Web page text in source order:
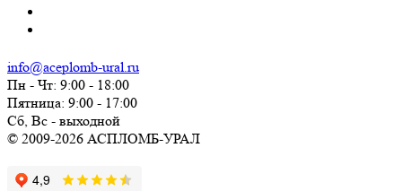
info@aceplomb-ural.ru
Пн - Чт: 9:00 - 18:00
Пятница: 9:00 - 17:00
Сб, Вc - выходной
© 2009-2026 АСПЛОМБ-УРАЛ